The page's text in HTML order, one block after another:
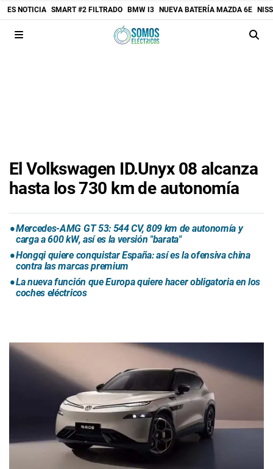
ES NOTICIA SMART #2 FILTRADO BMW I3 NUEVA BATERÍA MAZDA 6E
El Volkswagen ID.Unyx 08 alcanza
hasta los 730 km de autonomía
Mercedes-AMG GT 53: 544 CV, 809 km de autonomía y
carga a 600 kW, así es la versión "barata"
Hongqi quiere conquistar España: así es la ofensiva china
contra las marcas premium
La nueva función que Europa quiere hacer obligatoria en los
coches eléctricos